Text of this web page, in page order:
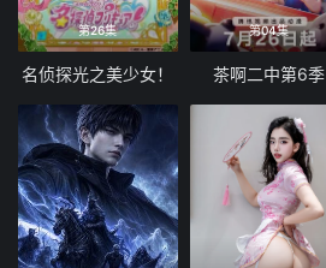
第26集
名侦探光之美少女！
第04集
茶啊二中第6季